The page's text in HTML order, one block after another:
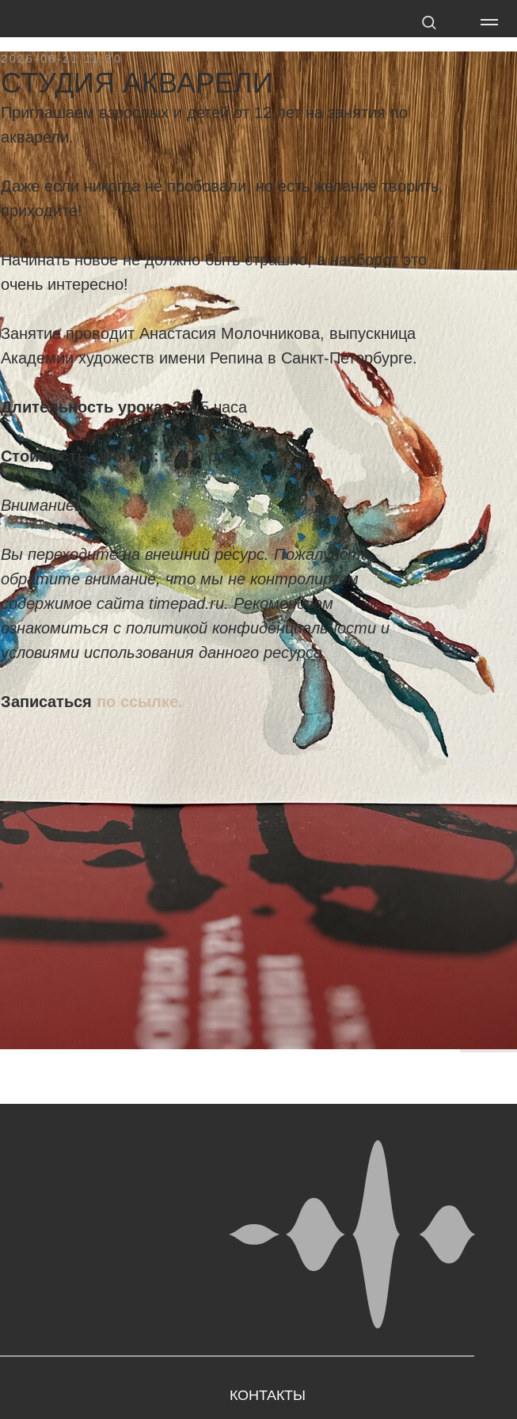
2026-06-21 11:30
СТУДИЯ АКВАРЕЛИ
Приглашаем взрослых и детей от 12 лет на занятия по
акварели.
Даже если никогда не пробовали, но есть желание творить,
приходите!
Начинать новое не должно быть страшно, а наоборот это
очень интересно!
Занятие проводит Анастасия Молочникова, выпускница
Академии художеств имени Репина в Санкт-Петербурге.
Длительность урока:2-2,5 часа
Стоимость занятия:2 400 руб.
Внимание!
Вы переходите на внешний ресурс. Пожалуйста,
обратите внимание, что мы не контролируем
содержимое сайта timepad.ru. Рекомендуем
ознакомиться с политикой конфиденциальности и
условиями использования данного ресурса.
Записаться по ссылке.
+7 (914) 03-05-278